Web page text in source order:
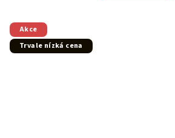
Akce
Trvale nízká cena